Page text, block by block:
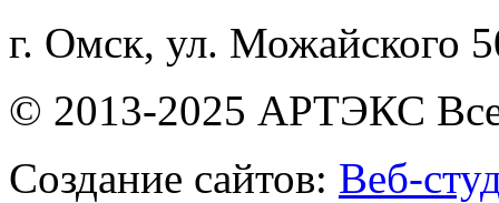
г. Омск, ул. Можайского
© 2013-2025 АРТЭКС
Создание сайтов: Веб-